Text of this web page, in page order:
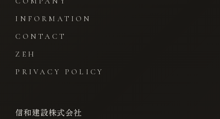
INFORMATION
CONTACT
ZEH
PRIVACY POLICY
信和建設株式会社